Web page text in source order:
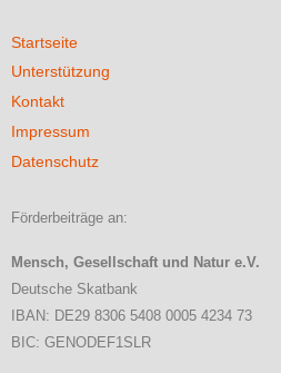
Startseite
Unterstützung
Kontakt
Impressum
Datenschutz
Förderbeiträge an:
Mensch, Gesellschaft und Natur e.V.
Deutsche Skatbank
IBAN: DE29 8306 5408 0005 4234 73
BIC: GENODEF1SLR